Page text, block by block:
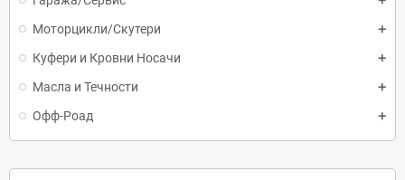
Моторцикли/Скутери
Куфери и Кровни Носачи
Масла и Течности
Офф-Роад